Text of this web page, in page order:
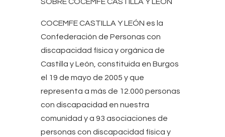
SOBRE COCEMFE CASTILLA Y LEÓN
COCEMFE CASTILLA Y LEÓN es la
Confederación de Personas con
discapacidad física y orgánica de
Castilla y León, constituida en Burgos
el 19 de mayo de 2005 y que
representa a más de 12.000 personas
con discapacidad en nuestra
comunidad y a 93 asociaciones de
personas con discapacidad física y